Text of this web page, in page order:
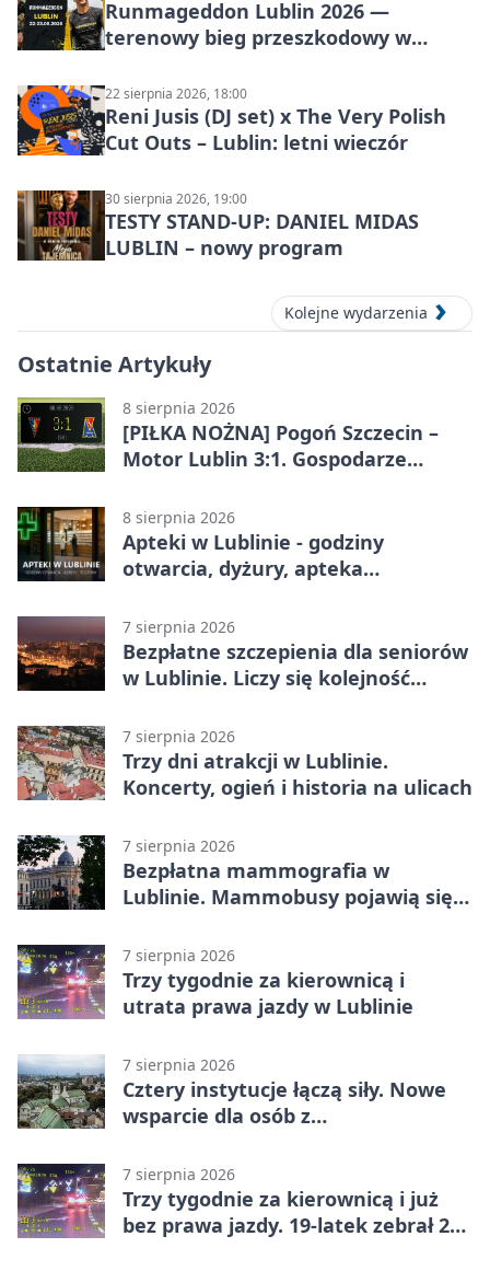
Runmageddon Lublin 2026 —
terenowy bieg przeszkodowy w
22 sierpnia 2026, 18:00
Reni Jusis (DJ set) x The Very Polish
Cut Outs – Lublin: letni wieczór
30 sierpnia 2026, 19:00
TESTY STAND-UP: DANIEL MIDAS
LUBLIN – nowy program
Kolejne wydarzenia
Ostatnie Artykuły
8 sierpnia 2026
[PIŁKA NOŻNA] Pogoń Szczecin –
Motor Lublin 3:1. Gospodarze
Ekstraklasy
8 sierpnia 2026
Apteki w Lublinie - godziny
otwarcia, dyżury, apteka
7 sierpnia 2026
Bezpłatne szczepienia dla seniorów
w Lublinie. Liczy się kolejność
7 sierpnia 2026
Trzy dni atrakcji w Lublinie.
Koncerty, ogień i historia na ulicach
7 sierpnia 2026
Bezpłatna mammografia w
Lublinie. Mammobusy pojawią się
7 sierpnia 2026
Trzy tygodnie za kierownicą i
utrata prawa jazdy w Lublinie
7 sierpnia 2026
Cztery instytucje łączą siły. Nowe
wsparcie dla osób z
7 sierpnia 2026
Trzy tygodnie za kierownicą i już
bez prawa jazdy. 19-latek zebrał 23